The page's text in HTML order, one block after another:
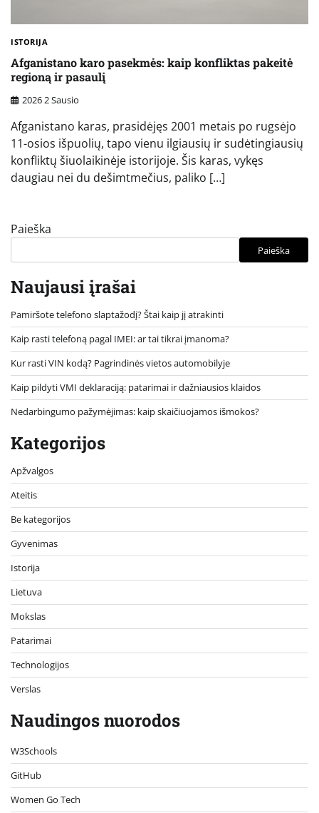
ISTORIJA
Afganistano karo pasekmės: kaip konfliktas pakeitė
regioną ir pasaulį
2026 2 Sausio
Afganistano karas, prasidėjęs 2001 metais po rugsėjo
11-osios išpuolių, tapo vienu ilgiausių ir sudėtingiausių
konfliktų šiuolaikinėje istorijoje. Šis karas, vykęs
daugiau nei du dešimtmečius, paliko […]
Paieška
Paieška
Naujausi įrašai
Pamiršote telefono slaptažodį? Štai kaip jį atrakinti
Kaip rasti telefoną pagal IMEI: ar tai tikrai įmanoma?
Kur rasti VIN kodą? Pagrindinės vietos automobilyje
Kaip pildyti VMI deklaraciją: patarimai ir dažniausios klaidos
Nedarbingumo pažymėjimas: kaip skaičiuojamos išmokos?
Kategorijos
Apžvalgos
Ateitis
Be kategorijos
Gyvenimas
Istorija
Lietuva
Mokslas
Patarimai
Technologijos
Verslas
Naudingos nuorodos
W3Schools
GitHub
Women Go Tech